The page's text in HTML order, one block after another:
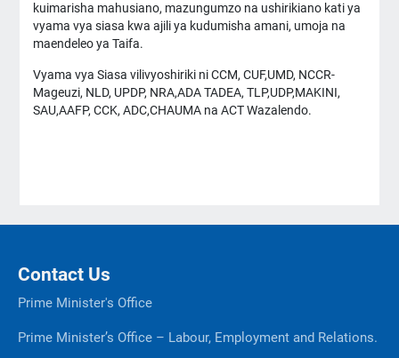
kuimarisha mahusiano, mazungumzo na ushirikiano kati ya
vyama vya siasa kwa ajili ya kudumisha amani, umoja na
maendeleo ya Taifa.
Vyama vya Siasa vilivyoshiriki ni CCM, CUF,UMD, NCCR-
Mageuzi, NLD, UPDP, NRA,ADA TADEA, TLP,UDP,MAKINI,
SAU,AAFP, CCK, ADC,CHAUMA na ACT Wazalendo.
Contact Us
Prime Minister's Office
Prime Minister’s Office – Labour, Employment and Relations.